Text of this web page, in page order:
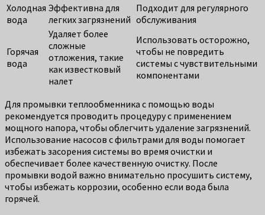
Холодная
вода
Эффективна для
легких загрязнений
Подходит для регулярного
обслуживания
Горячая
вода
Удаляет более
сложные
отложения, такие
как известковый
налет
Использовать осторожно,
чтобы не повредить
системы с чувствительными
компонентами
Для промывки теплообменника с помощью воды
рекомендуется проводить процедуру с применением
мощного напора, чтобы облегчить удаление загрязнений.
Использование насосов с фильтрами для воды помогает
избежать засорения системы во время очистки и
обеспечивает более качественную очистку. После
промывки водой важно внимательно просушить систему,
чтобы избежать коррозии, особенно если вода была
горячей.